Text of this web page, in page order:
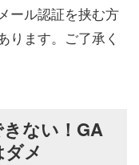
ール認証を挟む方
ります。ご了承く
ない！GA
メ